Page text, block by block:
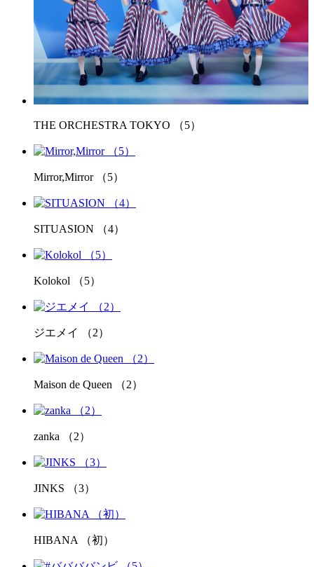
THE ORCHESTRA TOKYO （5）
Mirror,Mirror （5）
SITUASION （4）
Kolokol （5）
ジエメイ （2）
Maison de Queen （2）
zanka （2）
JINKS （3）
HIBANA （初）